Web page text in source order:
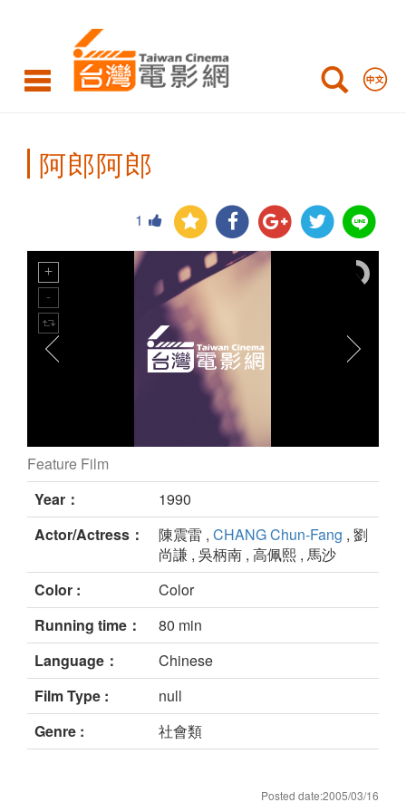
Taiwan
Cinema
阿郎阿郎
1
still
Feature Film
Year：
1990
Actor/Actress：
陳震雷 , CHANG Chun-Fang , 劉
尚謙 , 吳柄南 , 高佩熙 , 馬沙
Color :
Color
Running time：
80 min
Language：
Chinese
Film Type :
null
Genre :
社會類
Posted date:2005/03/16